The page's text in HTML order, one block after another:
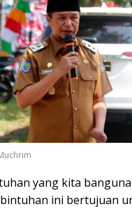
yang kita
ini bertujuan